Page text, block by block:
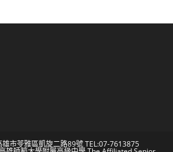
市苓雅區凱旋二路89號 TEL:07-7613875